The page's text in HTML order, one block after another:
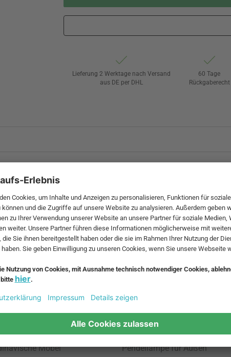
Lieferung 2 Werktage nach Versand
aus DE per DHL
60 Tage
Rückgaberecht
und zzgl.
Möbel
Beliebte Leuchten
Pendellampe für Außen